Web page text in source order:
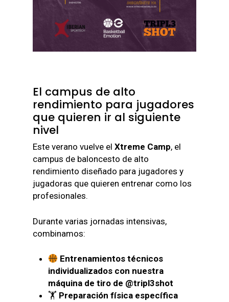
El campus de alto
rendimiento para jugadores
que quieren ir al siguiente
nivel
Este verano vuelve el Xtreme Camp, el
campus de baloncesto de alto
rendimiento diseñado para jugadores y
jugadoras que quieren entrenar como los
profesionales.
Durante varias jornadas intensivas,
combinamos:
Entrenamientos técnicos
individualizados con nuestra
máquina de tiro de @tripl3shot
🏋️ Preparación física específica